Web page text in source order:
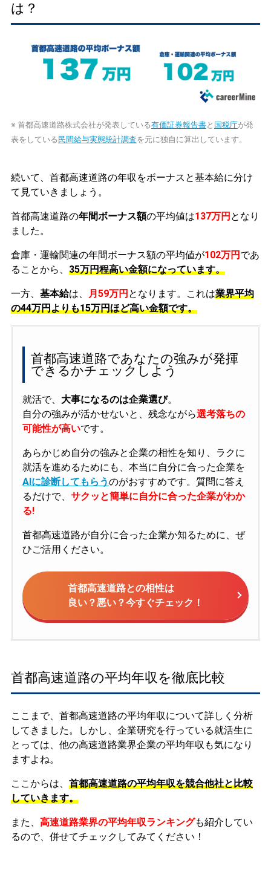
は？
※ 首都高速道路株式会社が発表している有価証券報告書と 国税庁が発
表をしている 民間給与実態統計調査を元に独自に算出しています。
続いて、首都高速道路の年収をボーナスと基本給に分け
て見ていきましょう。
首都高速道路の年間ボーナス額の平均値は137万円 となり
ました。
倉庫・運輸関連の年間ボーナス額の平均値が102万円 であ
ることから、 35万円程高い金額になっています。
一方、 基本給は、 月59万円 となります。これは業界平均
の44万円よりも15万円ほど高い金額です。
首都高速道路であなたの強みが発揮
できるかチェックしよう
就活で、 大事になるのは企業選び。
自分の強みが活かせないと、残念ながら選考落ちの
可能性が高いです。
あらかじめ自分の強みと企業の相性を知り、ラクに
就活を進めるためにも、本当に自分に合った企業を
AIに診断してもらうのがおすすめです。質問に答え
るだけで、 サクッと簡単に自分に合った企業がわか
る!
首都高速道路が自分に合った企業か知るために、ぜ
ひご活用ください。
首都高速道路との相性は
良い？悪い？今すぐチェック！
首都高速道路の平均年収を徹底比較
ここまで、首都高速道路の平均年収について詳しく分析
してきました。しかし、企業研究を行っている就活生に
とっては、他の高速道路業界企業の平均年収も気になり
ますよね。
ここからは、 首都高速道路の平均年収を競合他社と比較
していきます。
また、 高速道路業界の平均年収ランキングも紹介してい
るので、併せてチェックしてみてください！